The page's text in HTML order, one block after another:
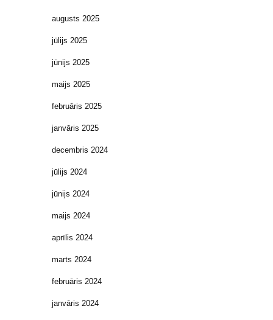
augusts 2025
jūlijs 2025
jūnijs 2025
maijs 2025
februāris 2025
janvāris 2025
decembris 2024
jūlijs 2024
jūnijs 2024
maijs 2024
aprīlis 2024
marts 2024
februāris 2024
janvāris 2024